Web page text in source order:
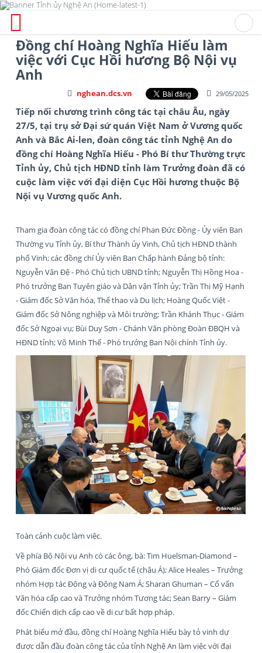
Đồng chí Hoàng Nghĩa Hiếu làm
việc với Cục Hồi hương Bộ Nội vụ
Anh
29/05/2025
nghean.dcs.vn
Tiếp nối chương trình công tác tại châu Âu, ngày
27/5, tại trụ sở Đại sứ quán Việt Nam ở Vương quốc
Anh và Bắc Ai-len, đoàn công tác tỉnh Nghệ An do
đồng chí Hoàng Nghĩa Hiếu - Phó Bí thư Thường trực
Tỉnh ủy, Chủ tịch HĐND tỉnh làm Trưởng đoàn đã có
cuộc làm việc với đại diện Cục Hồi hương thuộc Bộ
Nội vụ Vương quốc Anh.
Tham gia đoàn công tác có đồng chí Phan Đức Đồng - Ủy viên Ban
Thường vụ Tỉnh ủy, Bí thư Thành ủy Vinh, Chủ tịch HĐND thành
phố Vinh; các đồng chí Ủy viên Ban Chấp hành Đảng bộ tỉnh:
Nguyễn Văn Đệ - Phó Chủ tịch UBND tỉnh; Nguyễn Thị Hồng Hoa -
Phó trưởng Ban Tuyên giáo và Dân vận Tỉnh ủy; Trần Thị Mỹ Hạnh
- Giám đốc Sở Văn hóa, Thể thao và Du lịch; Hoàng Quốc Việt -
Giám đốc Sở Nông nghiệp và Môi trường; Trần Khánh Thục - Giám
đốc Sở Ngoại vụ; Bùi Duy Sơn - Chánh Văn phòng Đoàn ĐBQH và
HĐND tỉnh; Võ Minh Thế - Phó trưởng Ban Nội chính Tỉnh ủy.
Toàn cảnh cuộc làm việc.
Về phía Bộ Nội vụ Anh có các ông, bà: Tim Huelsman-Diamond –
Phó Giám đốc Đơn vị di cư quốc tế (châu Á); Alice Heales – Trưởng
nhóm Hợp tác Đông và Đông Nam Á; Sharan Ghuman – Cố vấn
Văn hóa cấp cao và Trưởng nhóm Tương tác; Sean Barry – Giám
đốc Chiến dịch cấp cao về di cư bất hợp pháp.
Phát biểu mở đầu, đồng chí Hoàng Nghĩa Hiếu bày tỏ vinh dự
được dẫn đầu đoàn công tác của tỉnh Nghệ An làm việc với đại